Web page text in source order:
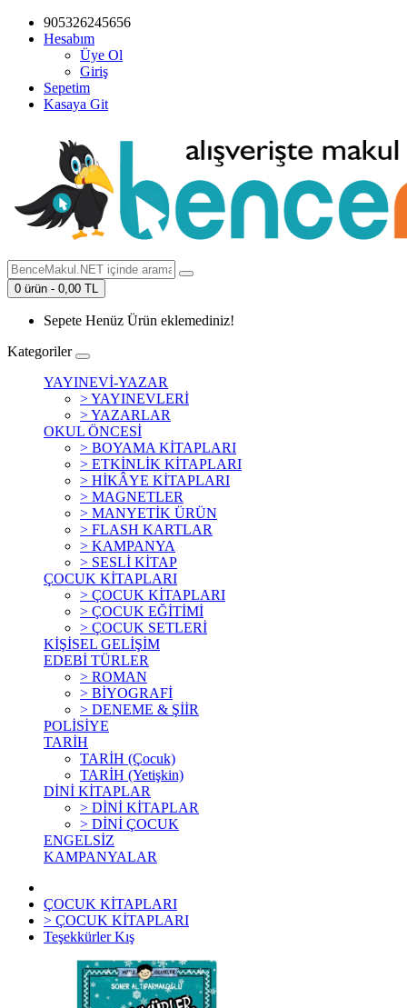
905326245656
Hesabım
Üye Ol
Giriş
Sepetim
Kasaya Git
0 ürün - 0,00 TL
Sepete Henüz Ürün eklemediniz!
Kategoriler
YAYINEVİ-YAZAR
> YAYINEVLERİ
> YAZARLAR
OKUL ÖNCESİ
> BOYAMA KİTAPLARI
> ETKİNLİK KİTAPLARI
> HİKÂYE KİTAPLARI
> MAGNETLER
> MANYETİK ÜRÜN
> FLASH KARTLAR
> KAMPANYA
> SESLİ KİTAP
ÇOCUK KİTAPLARI
> ÇOCUK KİTAPLARI
> ÇOCUK EĞİTİMİ
> ÇOCUK SETLERİ
KİŞİSEL GELİŞİM
EDEBİ TÜRLER
> ROMAN
> BİYOGRAFİ
> DENEME & ŞİİR
POLİSİYE
TARİH
TARİH (Çocuk)
TARİH (Yetişkin)
DİNİ KİTAPLAR
> DİNİ KİTAPLAR
> DİNİ ÇOCUK
ENGELSİZ
KAMPANYALAR
ÇOCUK KİTAPLARI
> ÇOCUK KİTAPLARI
Teşekkürler Kış